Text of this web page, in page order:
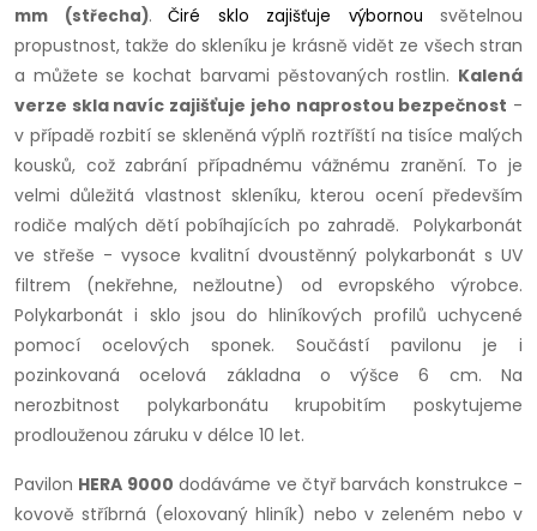
mm (střecha). Čiré sklo zajišťuje výbornou světelnou
propustnost, takže do skleníku je krásně vidět ze všech stran
a můžete se kochat barvami pěstovaných rostlin. Kalená
verze skla navíc zajišťuje jeho naprostou bezpečnost -
v případě rozbití se skleněná výplň roztříští na tisíce malých
kousků, což zabrání případnému vážnému zranění. To je
velmi důležitá vlastnost skleníku, kterou ocení především
rodiče malých dětí pobíhajících po zahradě.
Polykarbonát
ve střeše - vysoce kvalitní dvoustěnný polykarbonát s UV
filtrem (nekřehne, nežloutne) od evropského výrobce.
Polykarbonát i sklo jsou do hliníkových profilů uchycené
pomocí ocelových sponek. Součástí pavilonu je i
pozinkovaná ocelová základna o výšce 6 cm. Na
nerozbitnost polykarbonátu krupobitím poskytujeme
prodlouženou záruku v délce 10 let.
Pavilon HERA 9000 dodáváme ve čtyř barvách konstrukce -
kovově stříbrná (eloxovaný hliník) nebo v zeleném nebo v